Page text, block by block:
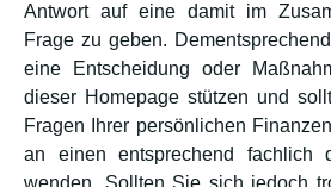
Antwort auf eine damit im
Frage zu geben.
eine Entscheidung oder
dieser Homepage stützen und
Fragen Ihrer persönlichen
an einen entsprechend fachlich
wenden. Sollten Sie sich jedoch